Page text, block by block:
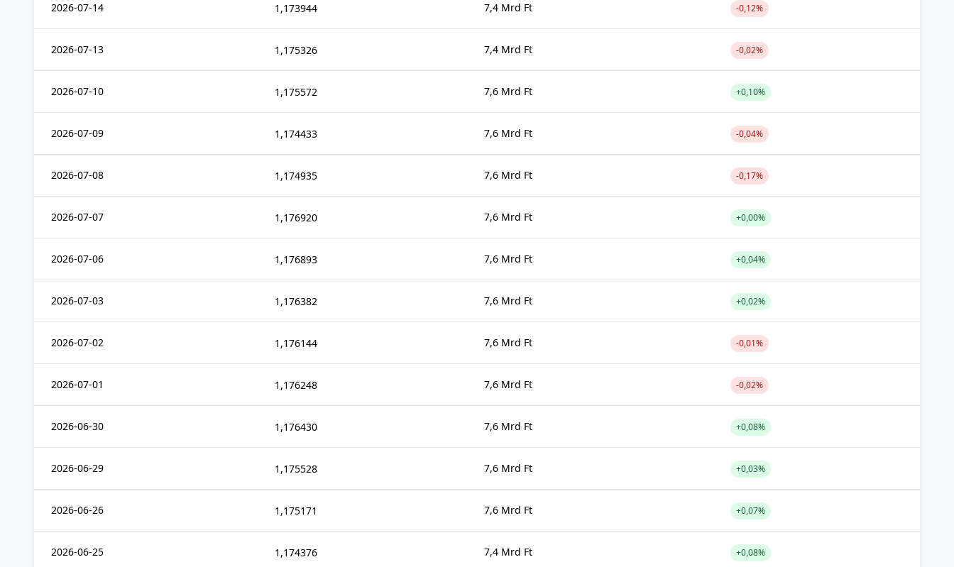
2026-07-14 1,173944 7,4 Mrd Ft -0,12%
2026-07-13 1,175326 7,4 Mrd Ft -0,02%
2026-07-10 1,175572 7,6 Mrd Ft +0,10%
2026-07-09 1,174433 7,6 Mrd Ft -0,04%
2026-07-08 1,174935 7,6 Mrd Ft -0,17%
2026-07-07 1,176920 7,6 Mrd Ft +0,00%
2026-07-06 1,176893 7,6 Mrd Ft +0,04%
2026-07-03 1,176382 7,6 Mrd Ft +0,02%
2026-07-02 1,176144 7,6 Mrd Ft -0,01%
2026-07-01 1,176248 7,6 Mrd Ft -0,02%
2026-06-30 1,176430 7,6 Mrd Ft +0,08%
2026-06-29 1,175528 7,6 Mrd Ft +0,03%
2026-06-26 1,175171 7,6 Mrd Ft +0,07%
2026-06-25 1,174376 7,4 Mrd Ft +0,08%